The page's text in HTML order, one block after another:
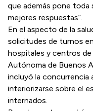
que además pone toda
mejores respuestas”.
En el aspecto de la
solicitudes de turnos
hospitales y centros de
Autónoma de Buenos
incluyó la concurrencia
interiorizarse sobre el
internados.